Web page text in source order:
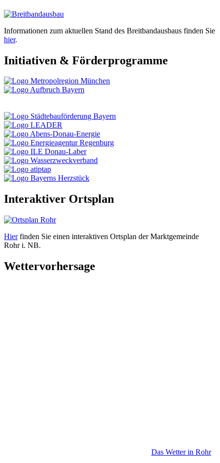
Informationen zum aktuellen Stand des Breitbandausbaus finden Sie
hier.
Initiativen & Förderprogramme
Interaktiver Ortsplan
Hierfinden Sie einen interaktiven Ortsplan der Marktgemeinde
Rohr i. NB.
Wettervorhersage
Das Wetter in Rohr